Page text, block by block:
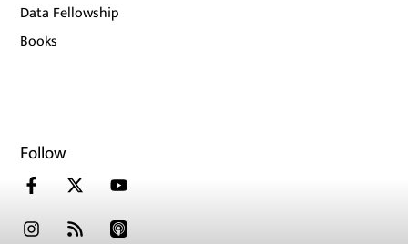
Data Fellowship
Books
Follow